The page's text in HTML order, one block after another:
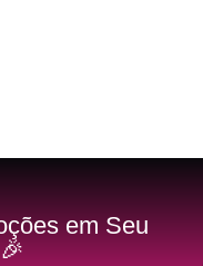
em Seu